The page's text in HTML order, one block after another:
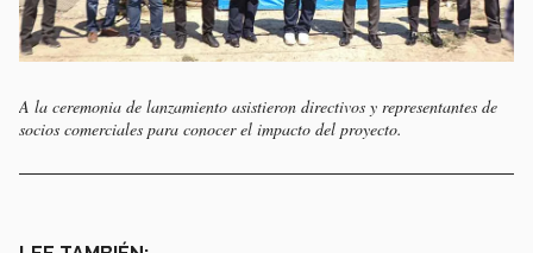
A la ceremonia de lanzamiento asistieron directivos y representantes de
socios comerciales para conocer el impacto del proyecto.